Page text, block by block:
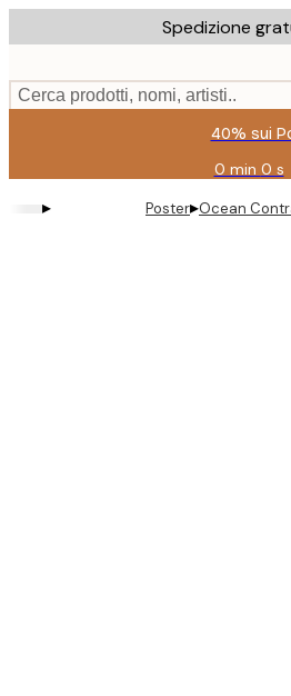
to
content.
Spedizione
Cerca prodotti, nomi, artisti..
40% sui
0 min 0 s
fino
a:
▸ Poster▸Ocean